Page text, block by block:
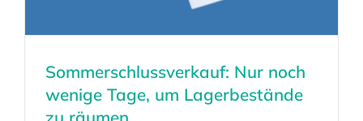
Sommerschlussverkauf: Nur noch
wenige Tage, um Lagerbestände